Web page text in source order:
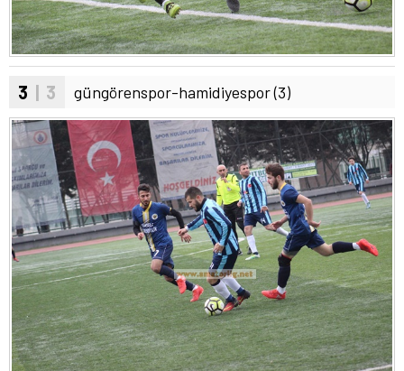
3 | 3 güngörenspor-hamidiyespor (3)